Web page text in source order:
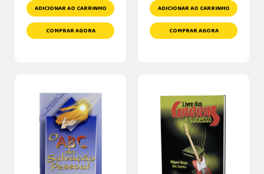
ADICIONAR AO CARRINHO
COMPRAR AGORA
ADICIONAR AO CARRINHO
COMPRAR AGORA